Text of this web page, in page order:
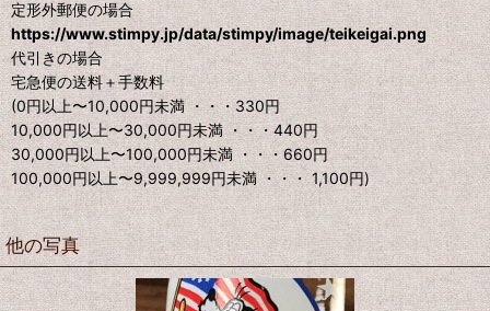
定形外郵便の場合
https://www.stimpy.jp/data/stimpy/image/teikeigai.png
代引きの場合
宅急便の送料＋手数料
(0円以上〜10,000円未満 ・・・330円
10,000円以上〜30,000円未満 ・・・440円
30,000円以上〜100,000円未満 ・・・660円
100,000円以上〜9,999,999円未満 ・・・ 1,100円)
他の写真